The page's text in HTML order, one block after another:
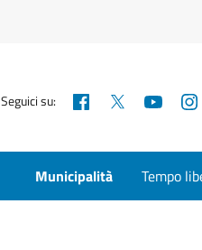
Seguici su: Facebook
Municipalità Tempo